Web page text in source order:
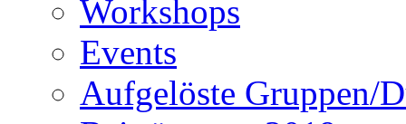
Workshops
Events
Aufgelöste Gruppen/